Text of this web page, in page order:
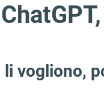
vogliono,